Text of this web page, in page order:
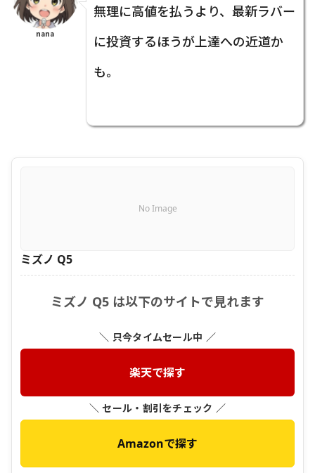
nana
無理に高値を払うより、最新ラバー
に投資するほうが上達への近道か
も。
No Image
ミズノ Q5
ミズノ Q5 は以下のサイトで見れます
＼ 只今タイムセール中 ／
楽天で探す
＼ セール・割引をチェック ／
Amazonで探す